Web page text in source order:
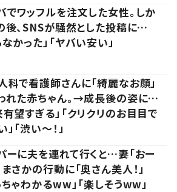
でワッフルを注文した女性。しか
後、SNSが騒然とした投稿に…
なかった」「ヤバい安い」
科で看護師さんに「綺麗なお顔」
れた赤ちゃん。→成長後の姿に…
有望すぎる」「クリクリのお目目で
「渋い～！」
ーに夫を連れて行くと…妻「おー
さかの行動に「奥さん美人！」
ちゃわかるww」「楽しそうww」